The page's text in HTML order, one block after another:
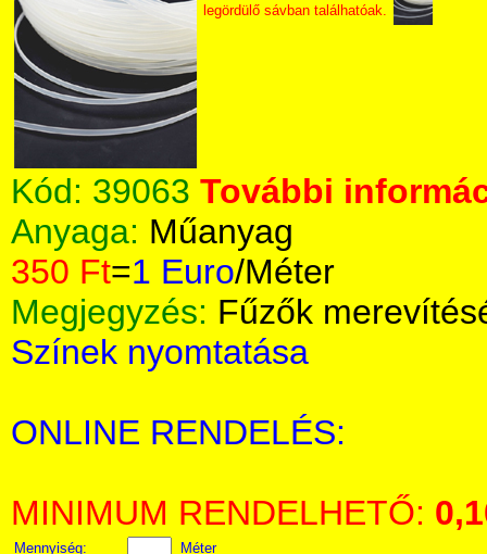
legördülő sávban találhatóak.
Kód: 39063 További
Anyaga: Műanyag
350 Ft=1 Euro/Méter
Megjegyzés: Fűzők
Színek nyomtatása
ONLINE RENDELÉS:
MINIMUM RENDELHETŐ:
Mennyiség:
Méter